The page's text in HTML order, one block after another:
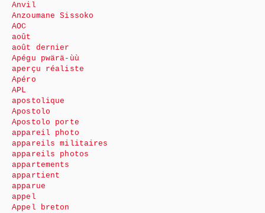
Anvil
Anzoumane Sissoko
AOC
août
août dernier
Apégu pwärä-ùù
aperçu réaliste
Apéro
APL
apostolique
Apostolo
Apostolo porte
appareil photo
appareils militaires
appareils photos
appartements
appartient
apparue
appel
Appel breton